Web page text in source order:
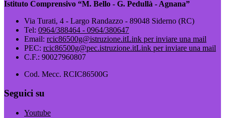
Istituto Comprensivo “M. Bello - G. Pedullà - Agnana”
Via Turati, 4 - Largo Randazzo - 89048 Siderno (RC)
Tel: 0964/388464 - 0964/380647
Email: rcic86500g@istruzione.itLink per inviare una mail
PEC: rcic86500g@pec.istruzione.itLink per inviare una mail
C.F.: 90027960807
Cod. Mecc. RCIC86500G
Seguici su
Youtube